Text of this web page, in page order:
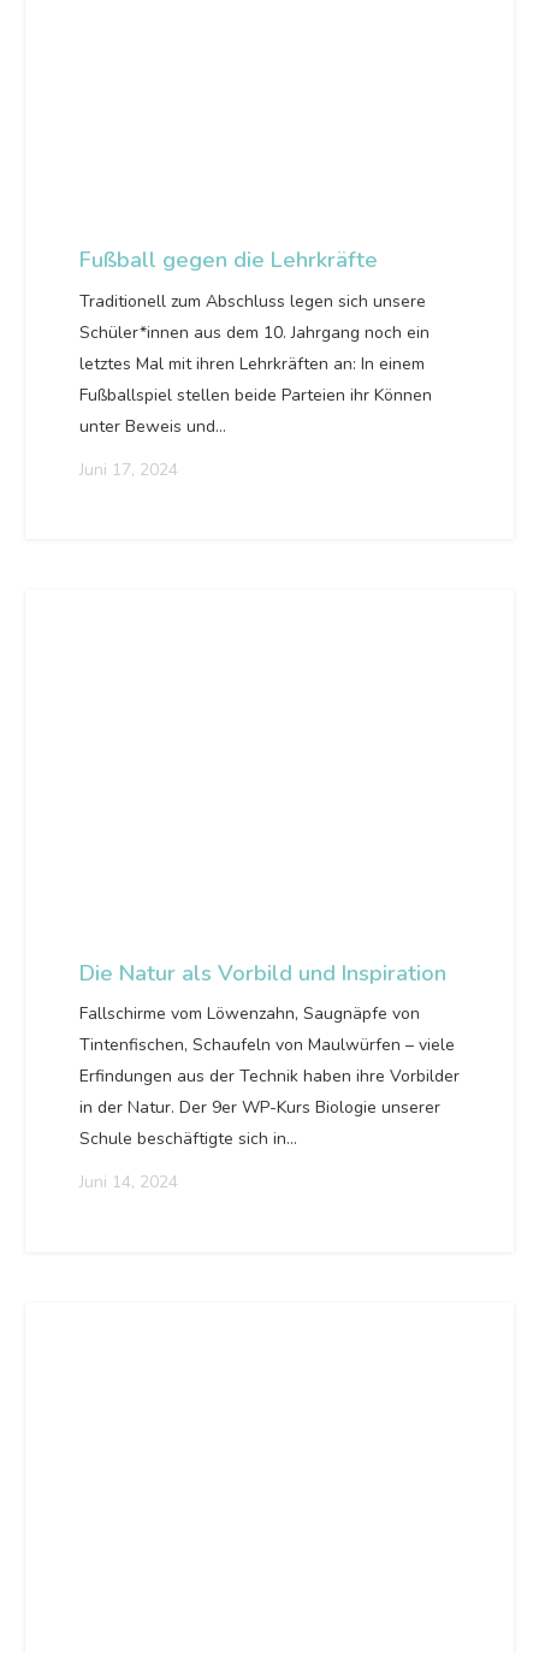
Fußball gegen die Lehrkräfte
Traditionell zum Abschluss legen sich unsere
Schüler*innen aus dem 10. Jahrgang noch ein
letztes Mal mit ihren Lehrkräften an: In einem
Fußballspiel stellen beide Parteien ihr Können
unter Beweis und…
Juni 17, 2024
Die Natur als Vorbild und Inspiration
Fallschirme vom Löwenzahn, Saugnäpfe von
Tintenfischen, Schaufeln von Maulwürfen – viele
Erfindungen aus der Technik haben ihre Vorbilder
in der Natur. Der 9er WP-Kurs Biologie unserer
Schule beschäftigte sich in…
Juni 14, 2024